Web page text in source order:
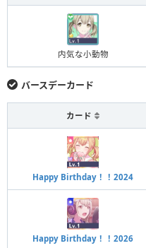
内気な小動物
バースデーカード
カード
Happy Birthday！！2024
Happy Birthday！！2026